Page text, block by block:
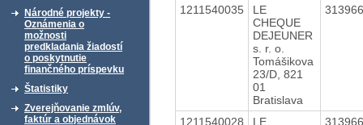
Národné projekty -
Oznámenia o
možnosti
predkladania žiadostí
o poskytnutie
finančného príspevku
Štatistiky
Zverejňovanie zmlúv,
faktúr a objednávok
1211540035
LE
CHEQUE
DEJEUNER
s. r. o.
Tomášikova
23/D, 821
01
Bratislava
1211540028
LE